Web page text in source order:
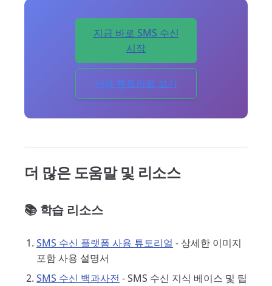
지금 바로 SMS 수신
시작
사용 튜토리얼 보기
더 많은 도움말 및 리소스
📚 학습 리소스
SMS 수신 플랫폼 사용 튜토리얼 - 상세한 이미지
포함 사용 설명서
SMS 수신 백과사전 - SMS 수신 지식 베이스 및 팁